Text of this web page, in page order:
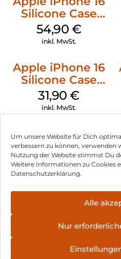
Um unsere Website für Dich
verbessern zu können, verwenden
Nutzung der Website stimmst Du
Weitere Informationen zu Cookies
Datenschutzerklärung.
Alle
Nur
Silicone Case
MagSafe Black
54,90 €
inkl. MwSt.
Apple iPhone 16
Silicone Case
MagSafe Fuchsia
31,90€
inkl. MwSt.
Impressum
Hinweis zur Batterieentsorgung